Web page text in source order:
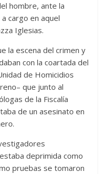
hombre, ante la
cargo en aquel
Iglesias.
la escena del crimen y
con la coartada del
de Homicidios
que junto al
de la Fiscalía
de un asesinato en
deprimida como
pruebas se tomaron